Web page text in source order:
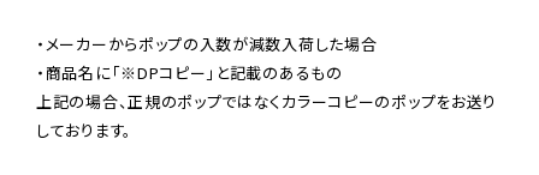
・メーカーからポップの入数が減数入荷した場合
・商品名に「※DPコピー」と記載のあるもの
上記の場合、正規のポップではなくカラーコピーのポップをお送り
しております。